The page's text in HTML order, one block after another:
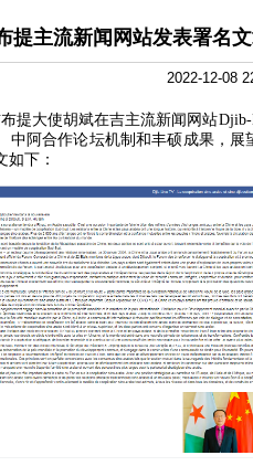
提主流新闻网站发表署名
2022-12-08
布提大使胡斌在吉主流新闻网站
中阿合作论坛机制和丰硕成果，
如下：